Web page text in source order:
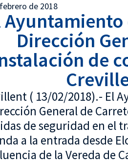
de 2018
Dirección
de
( 13/02/2018).- El
General de
de seguridad en el
a la entrada desde
de la Vereda de